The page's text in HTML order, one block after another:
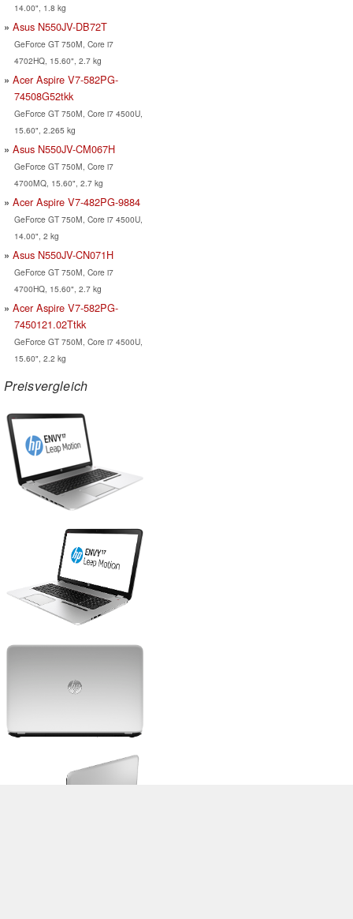
14.00", 1.8 kg
Asus N550JV-DB72T
GeForce GT 750M, Core i7
4702HQ, 15.60", 2.7 kg
Acer Aspire V7-582PG-
74508G52tkk
GeForce GT 750M, Core i7 4500U,
15.60", 2.265 kg
Asus N550JV-CM067H
GeForce GT 750M, Core i7
4700MQ, 15.60", 2.7 kg
Acer Aspire V7-482PG-9884
GeForce GT 750M, Core i7 4500U,
14.00", 2 kg
Asus N550JV-CN071H
GeForce GT 750M, Core i7
4700HQ, 15.60", 2.7 kg
Acer Aspire V7-582PG-
7450121.02Ttkk
GeForce GT 750M, Core i7 4500U,
15.60", 2.2 kg
Preisvergleich